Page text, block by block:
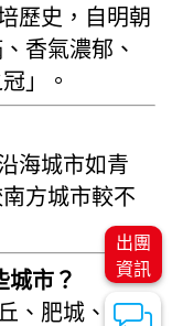
出團
資訊
歷史，自明朝
香氣濃郁、
」。
海城市如青
方城市較不
城市？
、肥城、泰